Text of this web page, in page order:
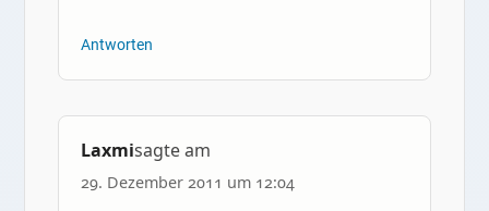
Antworten
Laxmisagte am
29. Dezember 2011 um 12:04